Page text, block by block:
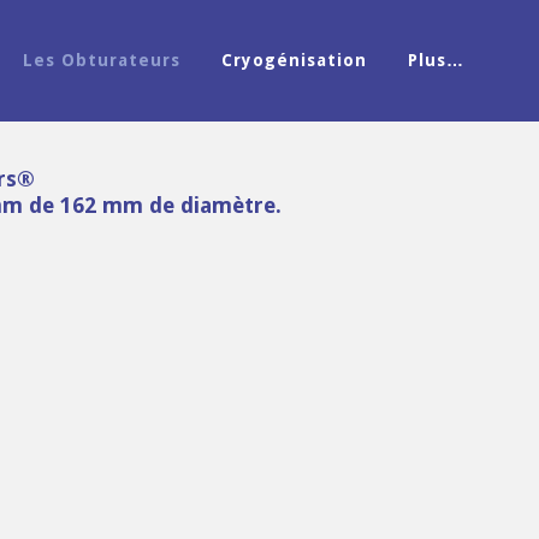
Les Obturateurs Cryogénisation Plus…
de 162 mm de diamètre.